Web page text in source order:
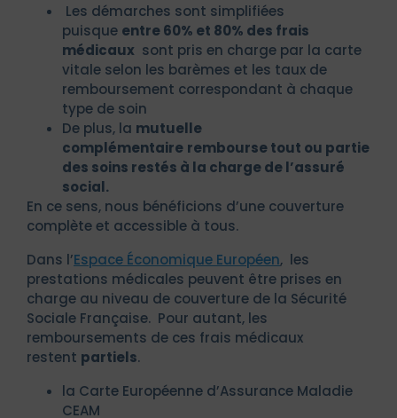
Les démarches sont simplifiées
puisque entre 60% et 80% des frais
médicaux sont pris en charge par la carte
vitale selon les barèmes et les taux de
remboursement correspondant à chaque
type de soin
De plus, la mutuelle
complémentaire rembourse tout ou partie
des soins restés à la charge de l’assuré
social.
En ce sens, nous bénéficions d’une couverture
complète et accessible à tous.
Dans l’Espace Économique Européen, les
prestations médicales peuvent être prises en
charge au niveau de couverture de la Sécurité
Sociale Française. Pour autant, les
remboursements de ces frais médicaux
restent partiels.
la Carte Européenne d’Assurance Maladie
CEAM